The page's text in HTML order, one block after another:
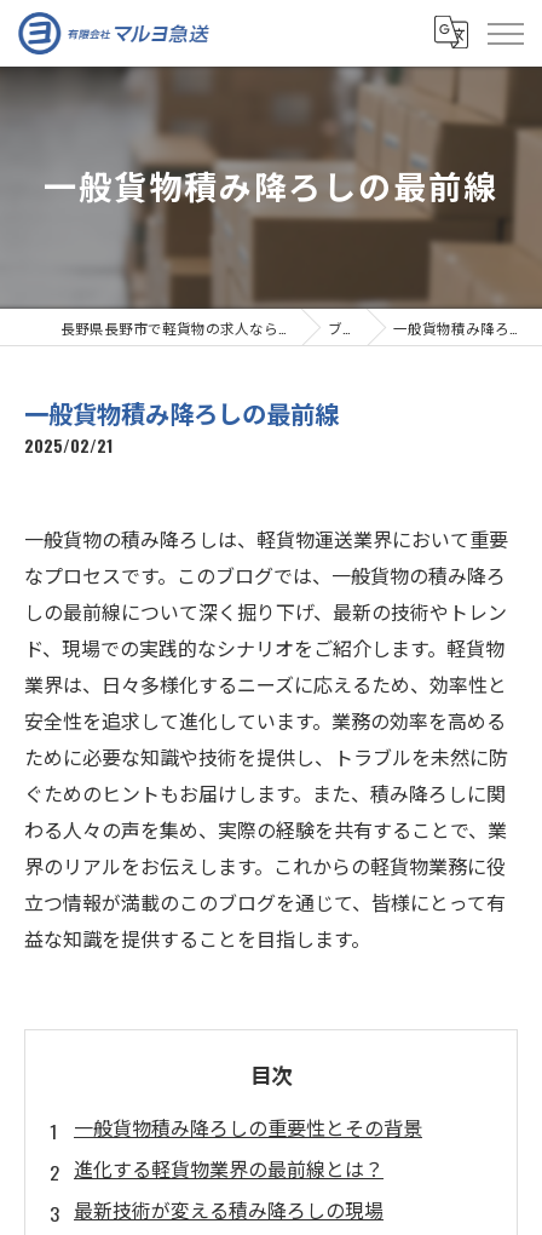
一般貨物積み降ろしの最前線
ブログ 一般貨物積み降ろしの最前線
一般貨物積み降ろしの最前線
2025/02/21
一般貨物の積み降ろしは、軽貨物運送業界において重要
なプロセスです。このブログでは、一般貨物の積み降ろ
しの最前線について深く掘り下げ、最新の技術やトレン
ド、現場での実践的なシナリオをご紹介します。軽貨物
業界は、日々多様化するニーズに応えるため、効率性と
安全性を追求して進化しています。業務の効率を高める
ために必要な知識や技術を提供し、トラブルを未然に防
ぐためのヒントもお届けします。また、積み降ろしに関
わる人々の声を集め、実際の経験を共有することで、業
界のリアルをお伝えします。これからの軽貨物業務に役
立つ情報が満載のこのブログを通じて、皆様にとって有
益な知識を提供することを目指します。
目次
一般貨物積み降ろしの重要性とその背景
進化する軽貨物業界の最前線とは？
最新技術が変える積み降ろしの現場